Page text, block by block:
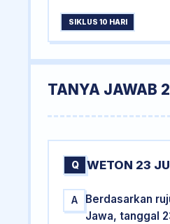
SIKLUS 10 HARI
TANYA JAWAB
Q WETON 23
A
Berdasarkan
Jawa, tanggal